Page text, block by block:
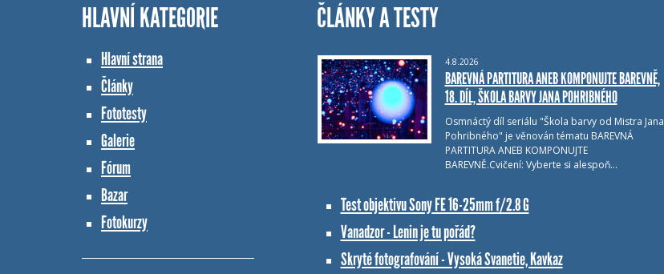
HLAVNÍ KATEGORIE
Hlavní strana
Články
Fototesty
Galerie
Fórum
Bazar
Fotokurzy
ČLÁNKY A TESTY
4.8.2026
BAREVNÁ PARTITURA ANEB KOMPONUJTE BAREVNĚ,
18. DÍL, ŠKOLA BARVY JANA POHRIBNÉHO
Osmnáctý díl seriálu "Škola barvy od Mistra Jana
Pohribného" je věnován tématu BAREVNÁ
PARTITURA ANEB KOMPONUJTE
BAREVNĚ.Cvičení: Vyberte si alespoň…
Test objektivu Sony FE 16-25mm f/2.8 G
Vanadzor - Lenin je tu pořád?
Skryté fotografování - Vysoká Svanetie, Kavkaz